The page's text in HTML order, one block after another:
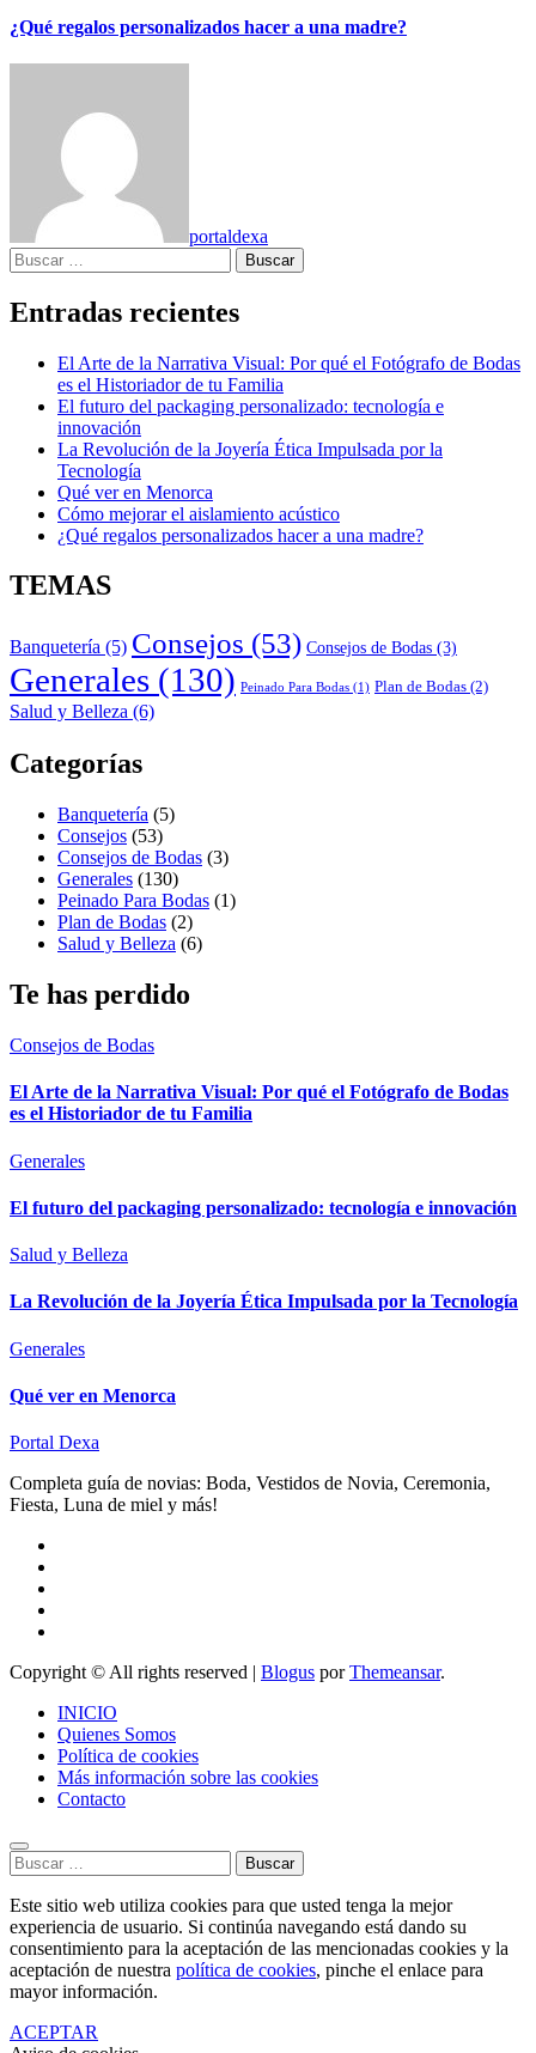
¿Qué regalos personalizados hacer a una madre?
portaldexa
Buscar:
Entradas recientes
El Arte de la Narrativa Visual: Por qué el Fotógrafo de Bodas
es el Historiador de tu Familia
El futuro del packaging personalizado: tecnología e
innovación
La Revolución de la Joyería Ética Impulsada por la
Tecnología
Qué ver en Menorca
Cómo mejorar el aislamiento acústico
¿Qué regalos personalizados hacer a una madre?
TEMAS
Banquetería (5) Consejos (53) Consejos de Bodas (3)
Generales (130) Peinado Para Bodas (1) Plan de Bodas (2)
Salud y Belleza (6)
Categorías
Banquetería (5)
Consejos (53)
Consejos de Bodas (3)
Generales (130)
Peinado Para Bodas (1)
Plan de Bodas (2)
Salud y Belleza (6)
Te has perdido
Consejos de Bodas
El Arte de la Narrativa Visual: Por qué el Fotógrafo de Bodas
es el Historiador de tu Familia
Generales
El futuro del packaging personalizado: tecnología e innovación
Salud y Belleza
La Revolución de la Joyería Ética Impulsada por la Tecnología
Generales
Qué ver en Menorca
Portal Dexa
Completa guía de novias: Boda, Vestidos de Novia, Ceremonia,
Fiesta, Luna de miel y más!
Copyright © All rights reserved | Blogus porThemeansar.
INICIO
Quienes Somos
Política de cookies
Más información sobre las cookies
Contacto
Buscar:
Este sitio web utiliza cookies para que usted tenga la mejor
experiencia de usuario. Si continúa navegando está dando su
consentimiento para la aceptación de las mencionadas cookies y la
aceptación de nuestra política de cookies, pinche el enlace para
mayor información.
ACEPTAR